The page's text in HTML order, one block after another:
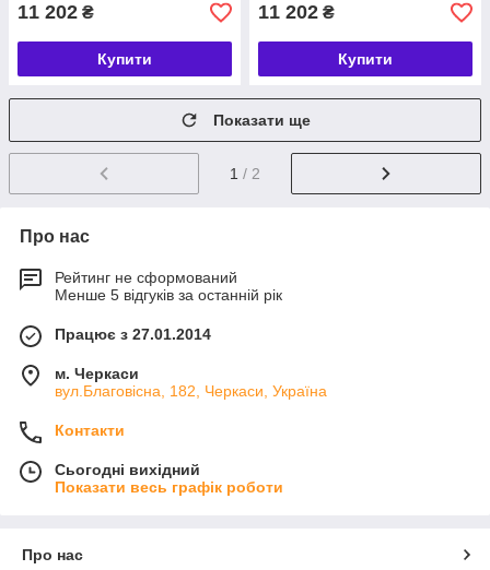
11 202 ₴
Купити
11 202 ₴
Купити
Показати ще
1 / 2
Про нас
Рейтинг не сформований
Менше 5 відгуків за останній рік
Працює з 27.01.2014
м. Черкаси
вул.Благовісна, 182, Черкаси, Україна
Контакти
Сьогодні вихідний
Показати весь графік роботи
Про нас